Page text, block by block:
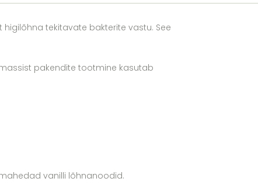
tekitavate bakterite vastu. See
pakendite tootmine kasutab
vanilli lõhnanoodid.